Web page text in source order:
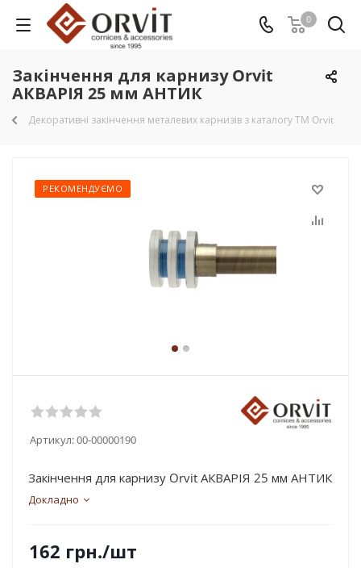
0
Закінчення для карнизу Orvit
АКВАРІЯ 25 мм АНТИК
Декоративні закінчення металевих карнизів з каталогу TM Orvit
РЕКОМЕНДУЄМО
Артикул:00-00000190
Закінчення для карнизу Orvit АКВАРІЯ 25 мм АНТИК
Докладно
162 грн./шт